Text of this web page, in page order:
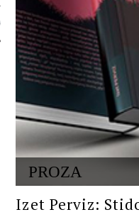
PROZA
Izet Perviz: